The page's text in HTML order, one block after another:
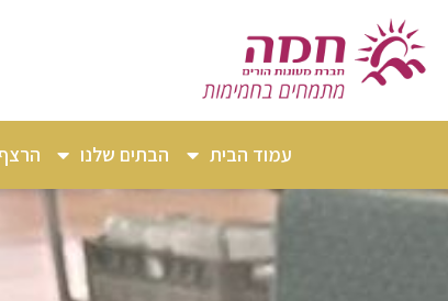
עמוד הבית הבתים שלנו